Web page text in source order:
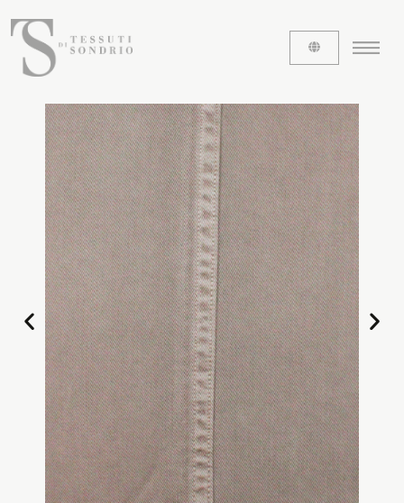
ABOUT US
The labels
Our history
Work with us
Share our fabrics
THE FABRICS
The season Fall/Winter
The season Spring/Summer